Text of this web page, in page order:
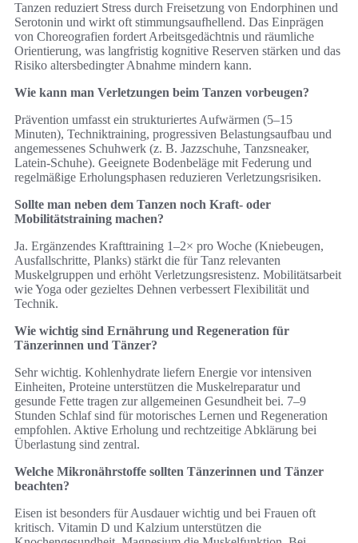
Tanzen reduziert Stress durch Freisetzung von Endorphinen und
Serotonin und wirkt oft stimmungsaufhellend. Das Einprägen
von Choreografien fordert Arbeitsgedächtnis und räumliche
Orientierung, was langfristig kognitive Reserven stärken und das
Risiko altersbedingter Abnahme mindern kann.
Wie kann man Verletzungen beim Tanzen vorbeugen?
Prävention umfasst ein strukturiertes Aufwärmen (5–15
Minuten), Techniktraining, progressiven Belastungsaufbau und
angemessenes Schuhwerk (z. B. Jazzschuhe, Tanzsneaker,
Latein-Schuhe). Geeignete Bodenbeläge mit Federung und
regelmäßige Erholungsphasen reduzieren Verletzungsrisiken.
Sollte man neben dem Tanzen noch Kraft- oder
Mobilitätstraining machen?
Ja. Ergänzendes Krafttraining 1–2× pro Woche (Kniebeugen,
Ausfallschritte, Planks) stärkt die für Tanz relevanten
Muskelgruppen und erhöht Verletzungsresistenz. Mobilitätsarbeit
wie Yoga oder gezieltes Dehnen verbessert Flexibilität und
Technik.
Wie wichtig sind Ernährung und Regeneration für
Tänzerinnen und Tänzer?
Sehr wichtig. Kohlenhydrate liefern Energie vor intensiven
Einheiten, Proteine unterstützen die Muskelreparatur und
gesunde Fette tragen zur allgemeinen Gesundheit bei. 7–9
Stunden Schlaf sind für motorisches Lernen und Regeneration
empfohlen. Aktive Erholung und rechtzeitige Abklärung bei
Überlastung sind zentral.
Welche Mikronährstoffe sollten Tänzerinnen und Tänzer
beachten?
Eisen ist besonders für Ausdauer wichtig und bei Frauen oft
kritisch. Vitamin D und Kalzium unterstützen die